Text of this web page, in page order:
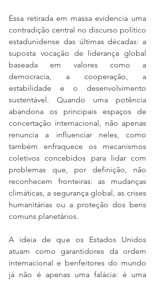
Essa retirada em massa evidencia uma
contradição central no discurso político
estadunidense das últimas décadas: a
suposta vocação de liderança global
baseada em valores como a
democracia, a cooperação, a
estabilidade e o desenvolvimento
sustentável. Quando uma potência
abandona os principais espaços de
concertação internacional, não apenas
renuncia a influenciar neles, como
também enfraquece os mecanismos
coletivos concebidos para lidar com
problemas que, por definição, não
reconhecem fronteiras: as mudanças
climáticas, a segurança global, as crises
humanitárias ou a proteção dos bens
comuns planetários.
A ideia de que os Estados Unidos
atuam como garantidores da ordem
internacional e benfeitores do mundo
já não é apenas uma falácia: é uma